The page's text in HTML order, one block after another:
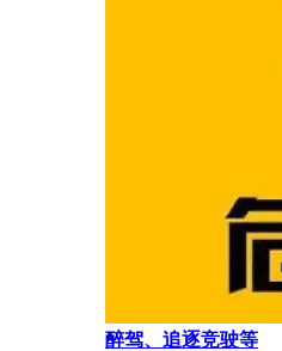
醉驾、追逐竞驶等